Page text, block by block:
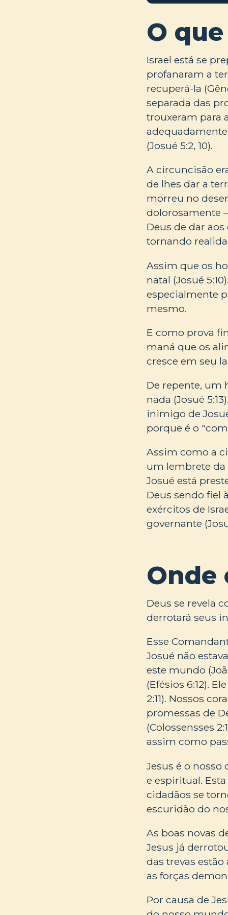
O
Israel está se
profanaram a
recuperá-la
separada das
trouxeram para
(Josué 5:2, 10).
A circuncisão
de lhes dar a
morreu no
dolorosamente
Deus de dar
tornando
Assim que os
natal (Josué
especialmente
mesmo.
E como prova
maná que os
cresce em seu
De repente, um
nada (Josué
inimigo de
porque é o
Assim como a
um lembrete da
Josué está
Deus sendo fiel
exércitos de
governante
Onde
Deus se revela
derrotará seus
Esse
Josué não
este mundo
(Efésios 6:12).
2:11). Nossos
promessas de
(Colossensses
assim como
Jesus é o
e espiritual.
cidadãos se
escuridão do
As boas novas
Jesus já
das trevas
as forças
Por causa de